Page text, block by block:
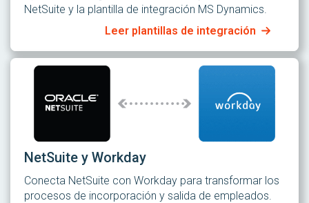
NetSuite y la plantilla de integración MS Dynamics.
Leer plantillas de integración
NetSuite y Workday
Conecta NetSuite con Workday para transformar los
procesos de incorporación y salida de empleados.